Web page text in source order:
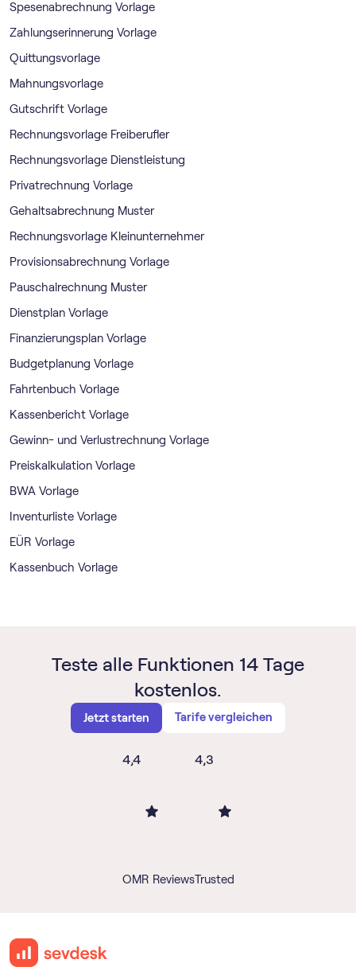
Spesenabrechnung Vorlage
Zahlungserinnerung Vorlage
Quittungsvorlage
Mahnungsvorlage
Gutschrift Vorlage
Rechnungsvorlage Freiberufler
Rechnungsvorlage Dienstleistung
Privatrechnung Vorlage
Gehaltsabrechnung Muster
Rechnungsvorlage Kleinunternehmer
Provisionsabrechnung Vorlage
Pauschalrechnung Muster
Dienstplan Vorlage
Finanzierungsplan Vorlage
Budgetplanung Vorlage
Fahrtenbuch Vorlage
Kassenbericht Vorlage
Gewinn- und Verlustrechnung Vorlage
Preiskalkulation Vorlage
BWA Vorlage
Inventurliste Vorlage
EÜR Vorlage
Kassenbuch Vorlage
Teste alle Funktionen 14 Tage
kostenlos.
Jetzt starten Tarife vergleichen
4,4
OMR Reviews
4,3
Trusted